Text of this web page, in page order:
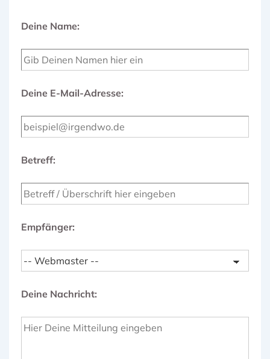
Deine Name:
Deine E-Mail-Adresse:
Betreff:
Empfänger:
Deine Nachricht: